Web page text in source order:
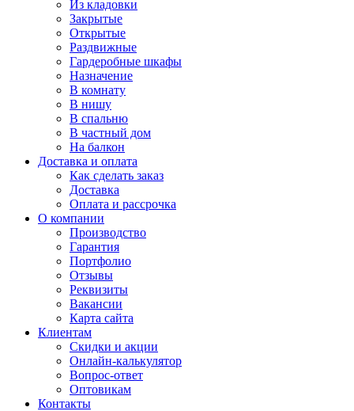
Из кладовки
Закрытые
Открытые
Раздвижные
Гардеробные шкафы
Назначение
В комнату
В нишу
В спальню
В частный дом
На балкон
Доставка и оплата
Как сделать заказ
Доставка
Оплата и рассрочка
О компании
Производство
Гарантия
Портфолио
Отзывы
Реквизиты
Вакансии
Карта сайта
Клиентам
Скидки и акции
Онлайн-калькулятор
Вопрос-ответ
Оптовикам
Контакты